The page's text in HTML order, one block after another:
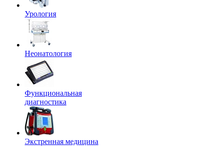
Урология
Неонатология
Функциональная
диагностика
Экстренная медицина